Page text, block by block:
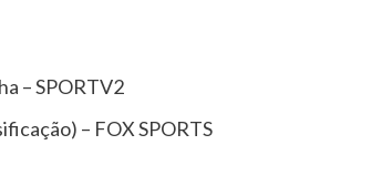
– SPORTV2
– FOX SPORTS